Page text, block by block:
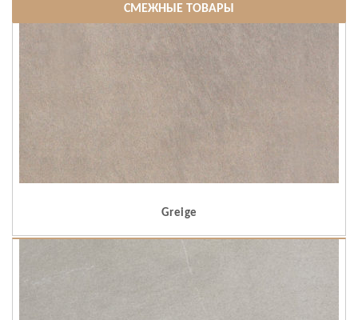
СМЕЖНЫЕ ТОВАРЫ
Greige